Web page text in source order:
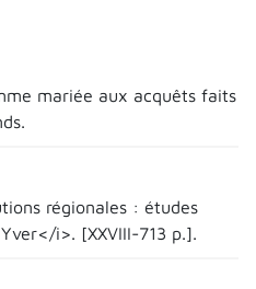
mariée aux acquêts faits
régionales : études
i>. [XXVIII-713 p.].